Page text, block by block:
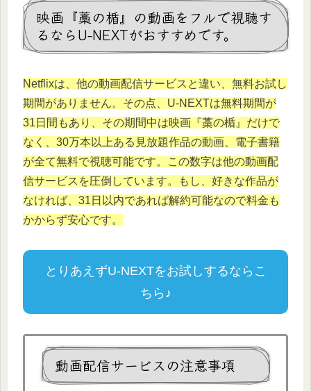
映画『藁の楯』の動画をフルで視聴す
るならU-NEXTがおすすめです。
Netflixは、他の動画配信サービスと違い、無料お試し
期間がありません。その点、U-NEXTは無料期間が
31日間もあり、その期間中は映画『藁の楯 』だけで
なく、30万本以上ある見放題作品の動画、電子書籍
が全て無料で視聴可能です。この数字は他の動画配
信サービスを圧倒しています。もし、好きな作品が
なければ、31日以内であれば解約可能なので料金も
かからず安心です。
とりあえずU-NEXTをお試しするならこ
ちら♪
動画配信サービスの注意事項